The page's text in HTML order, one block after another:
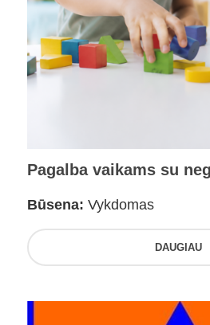
Pagalba vaikams su
Būsena: Vykdomas
DAUGIAU